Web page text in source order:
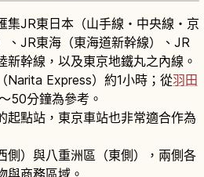
集JR東日本（山手線・中央線・京
、JR東海（東海道新幹線）、JR
新幹線，以及東京地鐵丸之內線。
Narita Express）約1小時；從羽田
50分鐘為參考。
起點站，東京車站也非常適合作為
側）與八重洲區（東側），兩側各
與商務區域。